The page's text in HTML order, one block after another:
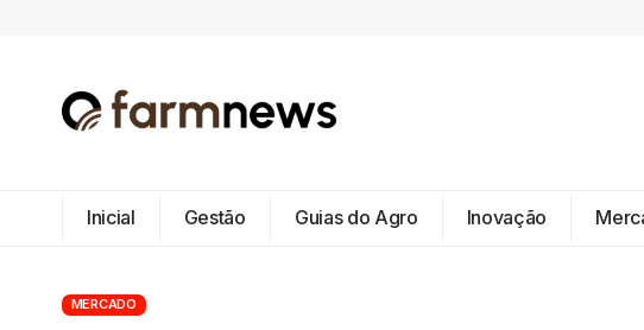
Inicial Gestão Guias do Agro Inovação
MERCADO